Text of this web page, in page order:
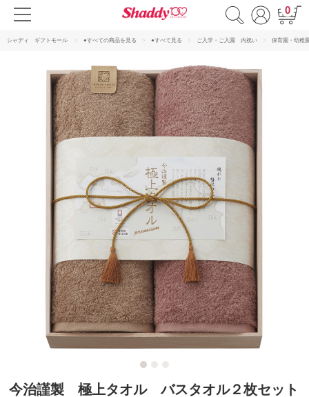
0
シャディ ギフトモール ●すべての商品を見る ●すべて見る ご入学・ご入園 内祝い 保育園・幼稚
今治謹製 極上タオル バスタオル２枚セット